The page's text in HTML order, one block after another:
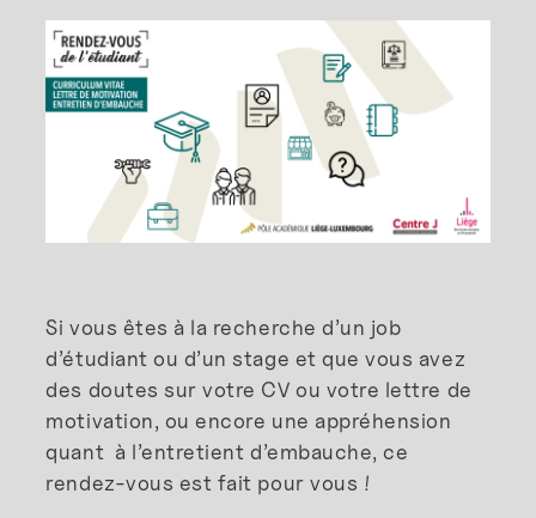
Si vous êtes à la recherche d’un job
d’étudiant ou d’un stage et que vous avez
des doutes sur votre CV ou votre lettre de
motivation, ou encore une appréhension
quant à l’entretient d’embauche, ce
rendez-vous est fait pour vous !